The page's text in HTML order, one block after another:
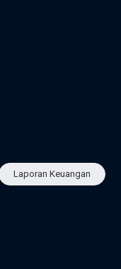
Laporan Keuangan